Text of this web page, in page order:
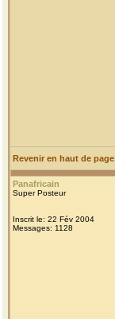
Revenir en haut de page
Panafricain
Super Posteur
Inscrit le: 22 Fév 2004
Messages: 1128